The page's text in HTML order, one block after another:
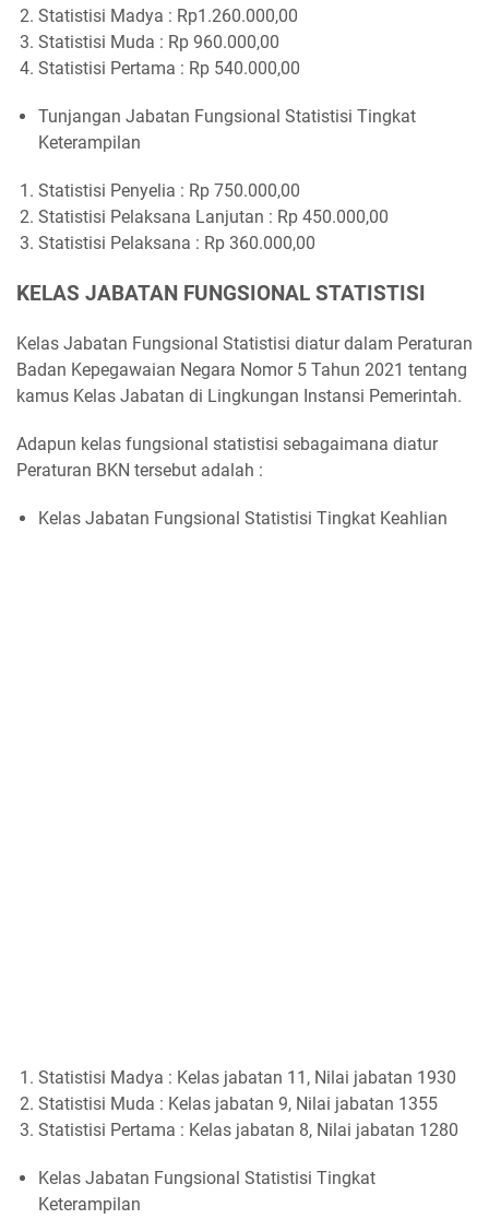
Statistisi Madya : Rp1.260.000,00
Statistisi Muda : Rp 960.000,00
Statistisi Pertama : Rp 540.000,00
Tunjangan Jabatan Fungsional Statistisi Tingkat
Keterampilan
Statistisi Penyelia : Rp 750.000,00
Statistisi Pelaksana Lanjutan : Rp 450.000,00
Statistisi Pelaksana : Rp 360.000,00
KELAS JABATAN FUNGSIONAL STATISTISI
Kelas Jabatan Fungsional Statistisi diatur dalam Peraturan
Badan Kepegawaian Negara Nomor 5 Tahun 2021 tentang
kamus Kelas Jabatan di Lingkungan Instansi Pemerintah.
Adapun kelas fungsional statistisi sebagaimana diatur
Peraturan BKN tersebut adalah :
Kelas Jabatan Fungsional Statistisi Tingkat Keahlian
Statistisi Madya : Kelas jabatan 11, Nilai jabatan 1930
Statistisi Muda : Kelas jabatan 9, Nilai jabatan 1355
Statistisi Pertama : Kelas jabatan 8, Nilai jabatan 1280
Kelas Jabatan Fungsional Statistisi Tingkat
Keterampilan